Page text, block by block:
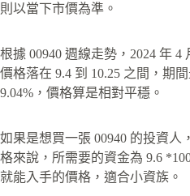
則以當下市價為準。
根據 00940 週線走勢，2024 年 4
價格落在 9.4 到 10.25 之間，期
9.04%，價格算是相對平穩。
如果是想買一張 00940 的投資人
格來說，所需要的資金為 9.6
就能入手的價格，適合小資族。